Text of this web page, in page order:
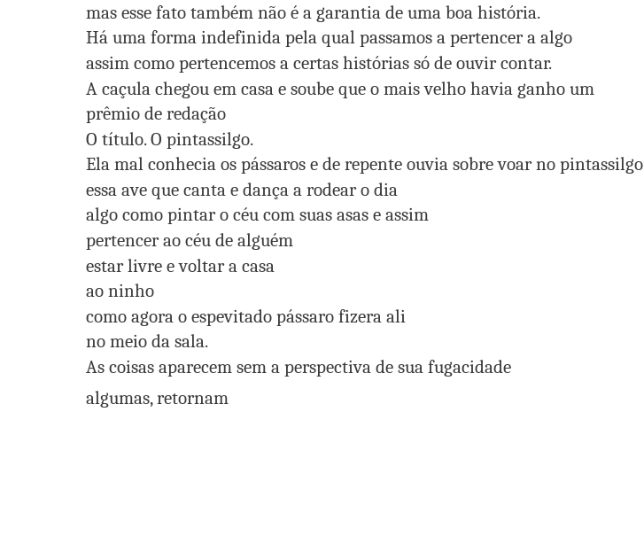
mas esse fato também não é a garantia de uma boa história.
Há uma forma indefinida pela qual passamos a pertencer a algo
assim como pertencemos a certas histórias só de ouvir contar.
A caçula chegou em casa e soube que o mais velho havia ganho um
prêmio de redação
O título. O pintassilgo.
Ela mal conhecia os pássaros e de repente ouvia sobre voar no pintassilgo
essa ave que canta e dança a rodear o dia
algo como pintar o céu com suas asas e assim
pertencer ao céu de alguém
estar livre e voltar a casa
ao ninho
como agora o espevitado pássaro fizera ali
no meio da sala.
As coisas aparecem sem a perspectiva de sua fugacidade
algumas, retornam